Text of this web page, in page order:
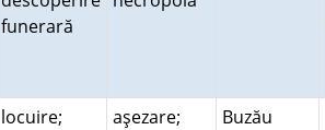
funerară
locuire;
aşezare;
Buzău